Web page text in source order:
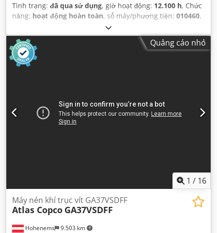
Tình trạng: đã qua sử dụng, giờ hoạt động: 12.100 h, Chức
năng: hoạt động hoàn toàn, số máy/phương tiện: 010460,
Quảng cáo nhỏ
1 / 16
Hohenems 9.503 km
Máy nén khí trục vít GA37VSDFF
Atlas Copco GA37VSDFF